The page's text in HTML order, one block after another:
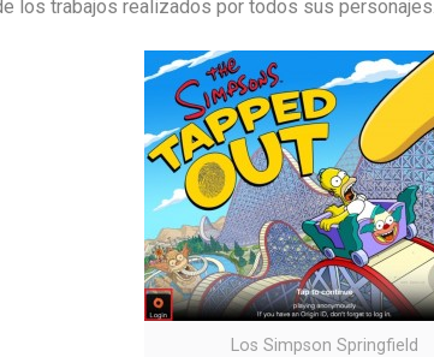
los trabajos realizados por todos sus personajes.
Los Simpson Springfield